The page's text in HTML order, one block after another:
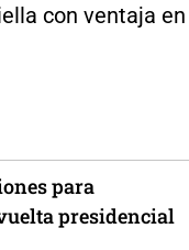
con ventaja en
para
presidencial